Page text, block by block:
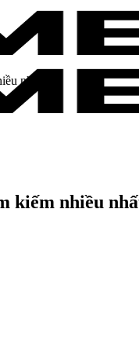
nhất
kiếm nhiều